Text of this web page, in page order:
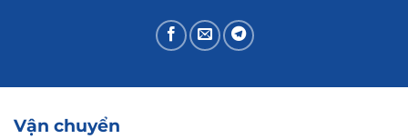
Vận chuyển